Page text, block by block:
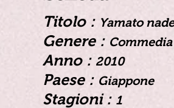
Titolo : Yamato
Genere :
Anno : 2010
Paese : Giappone
Stagioni : 1